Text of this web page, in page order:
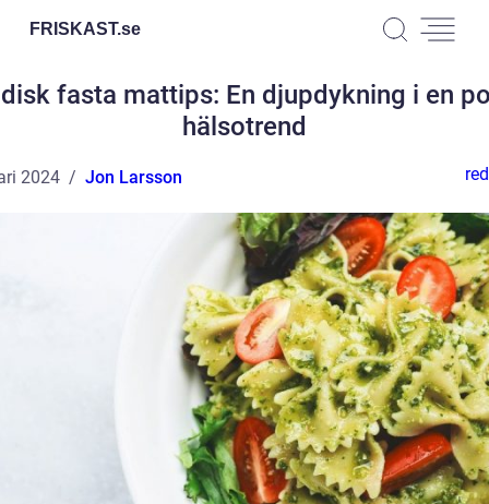
FRISKAST.se
fasta mattips: En djupdykning i en
hälsotrend
2024 Jon Larsson